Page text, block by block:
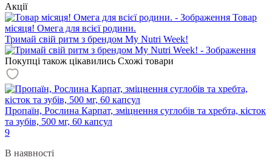
Акції
Товар
місяця! Омега для всієї родини.
Тримай свій ритм з брендом My Nutri Week!
Покупці також цікавились Схожі товари
Пропаїн, Рослина Карпат, зміцнення суглобів та хребта, кісток
та зубів, 500 мг, 60 капсул
9
В наявності